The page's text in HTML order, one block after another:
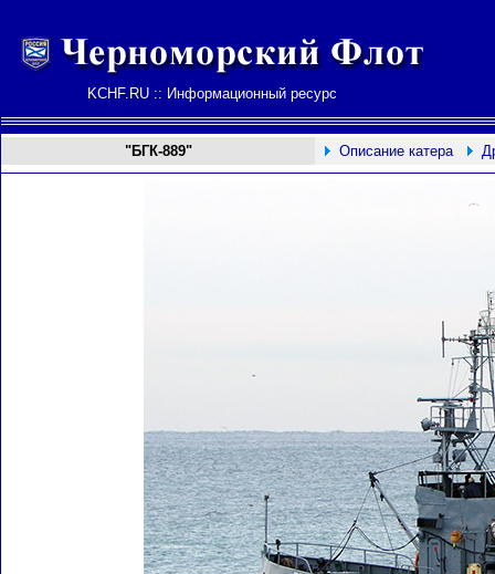
KCHF.RU :: Информационный ресурс
"БГК-889" Описание катера